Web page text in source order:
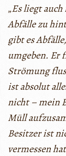
„Es liegt
Abfälle zu
gibt es
umgeben. Er
Strömung
ist absolut
nicht – mein
Müll
Besitzer ist
vermessen